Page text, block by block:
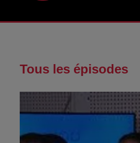
Tous les épisodes